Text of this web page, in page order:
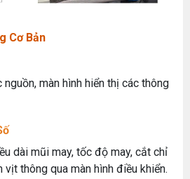
Cơ Bản
màn hình hiển thị các thông
dài mũi may, tốc độ may, cắt chỉ
vịt thông qua màn hình điều khiển.